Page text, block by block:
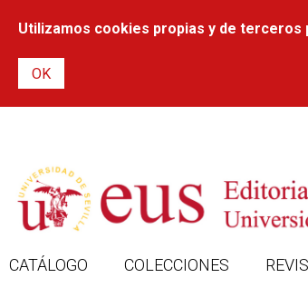
Utilizamos cookies propias y de terceros
CATÁLOGO COLECCIONES